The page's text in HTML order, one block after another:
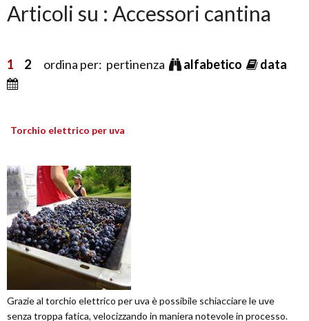
Articoli su : Accessori cantina
1 2 ordina per: pertinenza alfabetico data
Torchio elettrico per uva
Grazie al torchio elettrico per uva è possibile schiacciare le uve
senza troppa fatica, velocizzando in maniera notevole in processo.